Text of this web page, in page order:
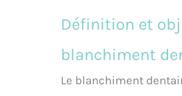
Définition et
blanchiment
Le blanchiment